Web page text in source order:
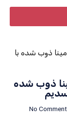
ذوب شده با
ذوب شده
No